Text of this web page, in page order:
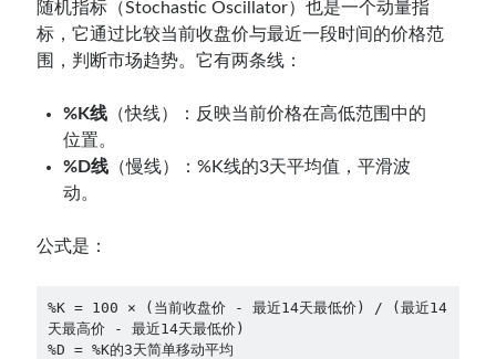
随机指标（Stochastic Oscillator）也是一个动量指
标，它通过比较当前收盘价与最近一段时间的价格范
围，判断市场趋势。它有两条线：
%K线 （快线）：反映当前价格在高低范围中的
位置。
%D线 （慢线）：%K线的3天平均值，平滑波
动。
公式是：
%K = 100 × (当前收盘价 - 最近14天最低价) / (最近14
天最高价 - 最近14天最低价)
%D = %K的3天简单移动平均